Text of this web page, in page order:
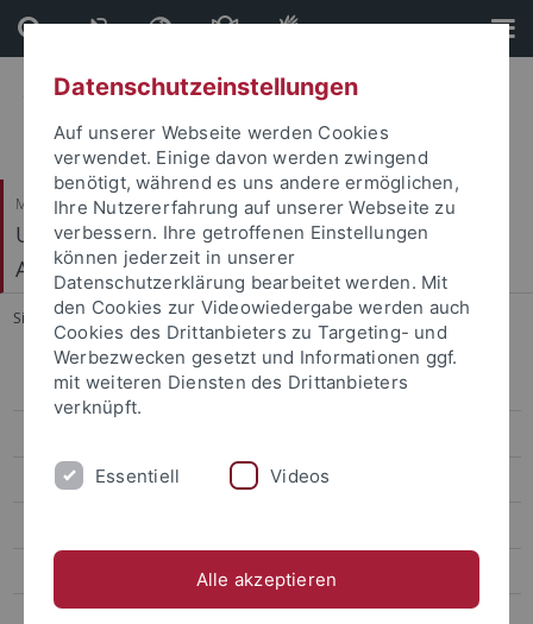
Direkt
zum
Inhalt
Direkt
zur
Fußleiste
Mathematisch-Naturwissenschaftliche Fakultät
Urgeschichte und Naturwissenschaftliche
Archäologie
Sie sind hier: Startseite ... Dr. Yvonne Tafelmaier
Mitarbeiter
Teaching
Datenschutzeinstellungen
Auf unserer Webseite werden Cookies
verwendet. Einige davon werden zwingend
benötigt, während es uns andere ermöglichen,
Ihre Nutzererfahrung auf unserer Webseite zu
verbessern. Ihre getroffenen Einstellungen
können jederzeit in unserer
Datenschutzerklärung bearbeitet werden. Mit
den Cookies zur Videowiedergabe werden auch
Cookies des Drittanbieters zu Targeting- und
Werbezwecken gesetzt und Informationen ggf.
mit weiteren Diensten des Drittanbieters
verknüpft.
Essentiell Videos
Alle akzeptieren